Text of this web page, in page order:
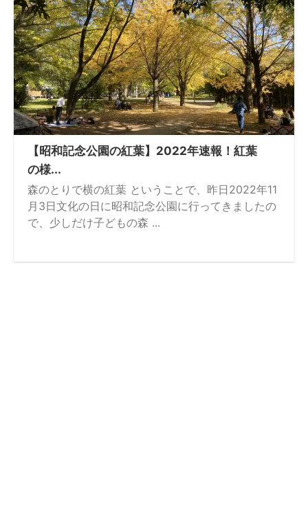
【昭和記念公園の紅葉】2022年速報！紅葉
の様...
森のとりで横の紅葉 ということで、昨日2022年11
月3日文化の日に昭和記念公園に行ってきましたの
で、少しだけ子どもの森 ...